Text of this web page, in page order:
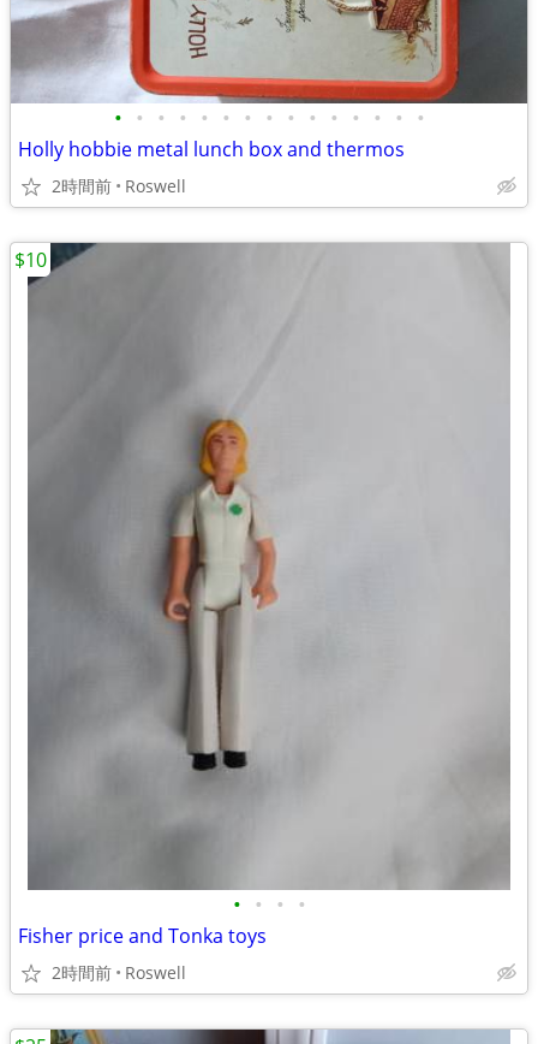
• • • • • • • • • • • • • • •
Holly hobbie metal lunch box and thermos
2時間前 Roswell
• • • •
Fisher price and Tonka toys
2時間前 Roswell
$10